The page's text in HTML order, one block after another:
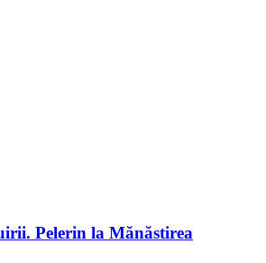
Pelerin la Mănăstirea